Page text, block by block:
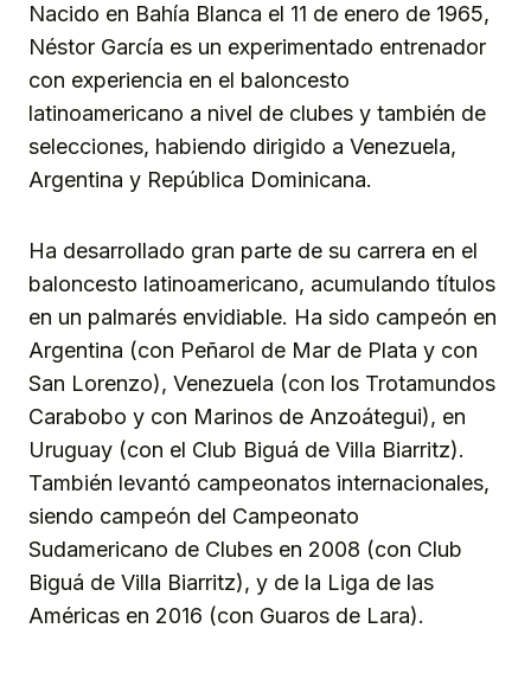
Nacido en Bahía Blanca el 11 de enero de 1965,
Néstor García es un experimentado entrenador
con experiencia en el baloncesto
latinoamericano a nivel de clubes y también de
selecciones, habiendo dirigido a Venezuela,
Argentina y República Dominicana.
Ha desarrollado gran parte de su carrera en el
baloncesto latinoamericano, acumulando títulos
en un palmarés envidiable. Ha sido campeón en
Argentina (con Peñarol de Mar de Plata y con
San Lorenzo), Venezuela (con los Trotamundos
Carabobo y con Marinos de Anzoátegui), en
Uruguay (con el Club Biguá de Villa Biarritz).
También levantó campeonatos internacionales,
siendo campeón del Campeonato
Sudamericano de Clubes en 2008 (con Club
Biguá de Villa Biarritz), y de la Liga de las
Américas en 2016 (con Guaros de Lara).